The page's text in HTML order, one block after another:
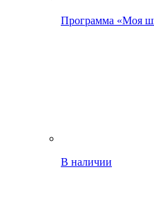
Программа «Моя
В наличии